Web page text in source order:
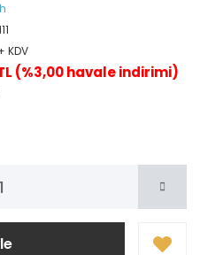
KDV
(%3,00 havale indirimi)